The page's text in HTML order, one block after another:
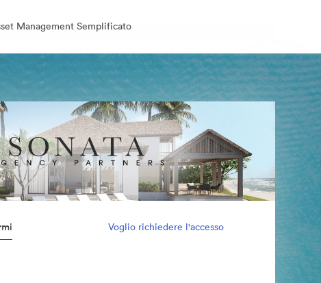
Management Semplificato
Voglio richiedere l'accesso